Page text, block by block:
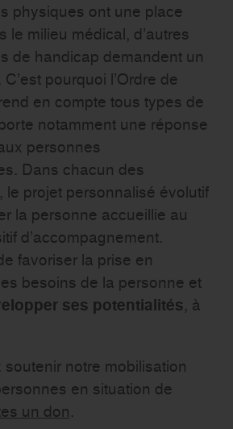
physiques ont une place
le milieu médical, d’autres
de handicap demandent un
pourquoi l’Ordre de
en compte tous types de
notamment une réponse
personnes
Dans chacun des
le projet personnalisé évolutif
la personne accueillie au
d’accompagnement.
favoriser la prise en
besoins de la personne et
ses potentialités, à
notre mobilisation
en situation de
un don.